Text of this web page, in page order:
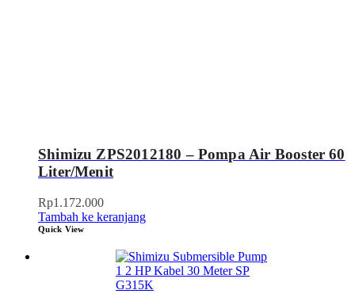
Shimizu ZPS2012180 – Pompa Air Booster 60
Liter/Menit
Rp1.172.000
Tambah ke keranjang
Quick View